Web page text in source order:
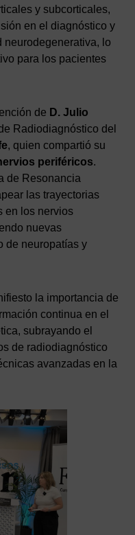
y subcorticales,
en el diagnóstico y
neurodegenerativa, lo
para los pacientes
de D. Julio
Radiodiagnóstico del
, quien compartió su
periféricos.
de Resonancia
las trayectorias
en los nervios
nuevas
de neuropatías y
la importancia de
continua en el
subrayando el
de radiodiagnóstico
avanzadas en la